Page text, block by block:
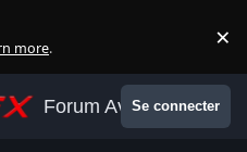
more. ×
Forum AvexSe connecter